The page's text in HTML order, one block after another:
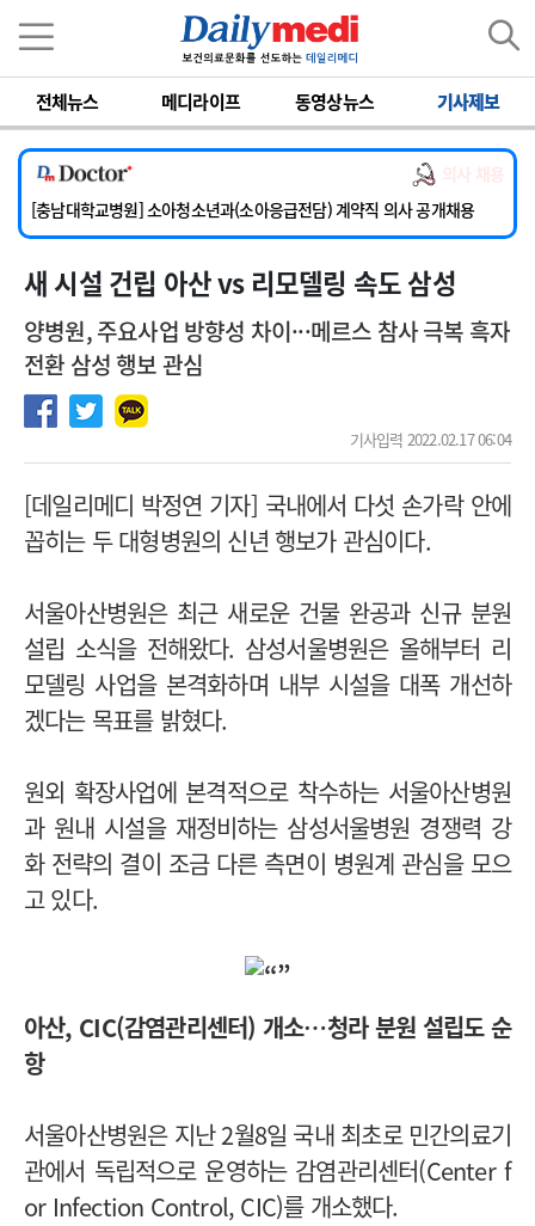
전체뉴스 메디라이프 동영상뉴스 기사제보
[서울아산병원] 2026년 하반기 인턴 모집
[영남대학교의료원] 마취통증의학과 임기제 임상의사 채용
[충남대학교병원] 소아청소년과(소아응급전담) 계약직 의사 공개채용
[동부병원] 계약직(응급의학과 전문의) 직원모집
[이대목동병원] 하반기 전공의(레지던트1년차) 모집
[영남대학교의료원] 마취통증의학과 임기제 임상의사 채용
새 시설 건립 아산 vs 리모델링 속도 삼성
양병원, 주요사업 방향성 차이···메르스 참사 극복 흑자
전환 삼성 행보 관심
기사입력 2022.02.17 06:04
[데일리메디 박정연 기자] 국내에서 다섯 손가락 안에
꼽히는 두 대형병원의 신년 행보가 관심이다.
서울아산병원은 최근 새로운 건물 완공과 신규 분원
설립 소식을 전해왔다. 삼성서울병원은 올해부터 리
모델링 사업을 본격화하며 내부 시설을 대폭 개선하
겠다는 목표를 밝혔다.
원외 확장사업에 본격적으로 착수하는 서울아산병원
과 원내 시설을 재정비하는 삼성서울병원 경쟁력 강
화 전략의 결이 조금 다른 측면이 병원계 관심을 모으
고 있다.
아산, CIC(감염관리센터) 개소…청라 분원 설립도 순
항
서울아산병원은 지난 2월8일 국내 최초로 민간의료기
관에서 독립적으로 운영하는 감염관리센터(Center f
or Infection Control, CIC)를 개소했다.